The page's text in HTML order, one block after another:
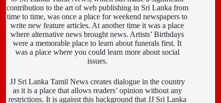
contribution to the art of web publishing in Sri Lanka from
time to time, was once a place for weekend newspapers to
write new feature articles. At another time it was a place
where alternative news brought news. Artists’ Birthdays
were a memorable place to learn about funerals first. It
was a place where you could learn more about social
issues.
JJ Sri Lanka Tamil News creates dialogue in the country
as it is a place that allows readers’ opinion without any
restrictions. It is against this background that JJ Sri Lanka